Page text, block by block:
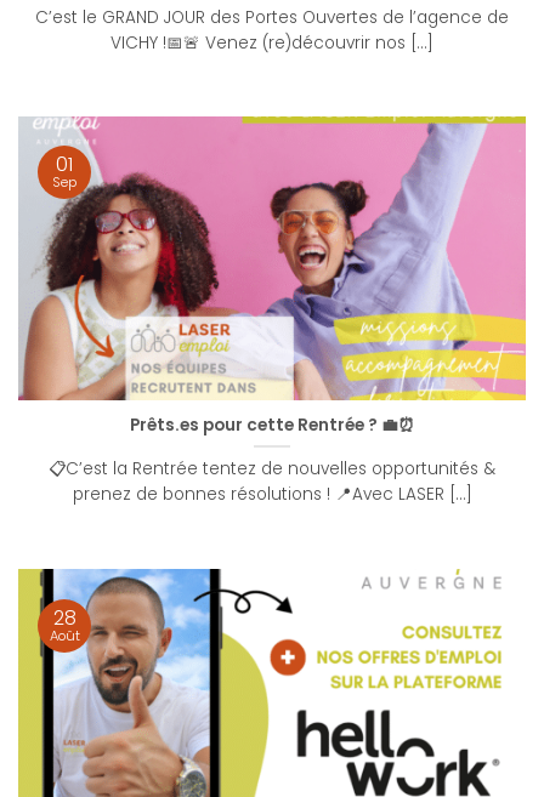
C’est le GRAND JOUR des Portes Ouvertes de l’agence de
VICHY !📅🚨 Venez (re)découvrir nos [...]
Prêts.es pour cette Rentrée ? 💼⏰
📋C’est la Rentrée tentez de nouvelles opportunités &
prenez de bonnes résolutions ! 📍Avec LASER [...]
01
Sep
28
Août